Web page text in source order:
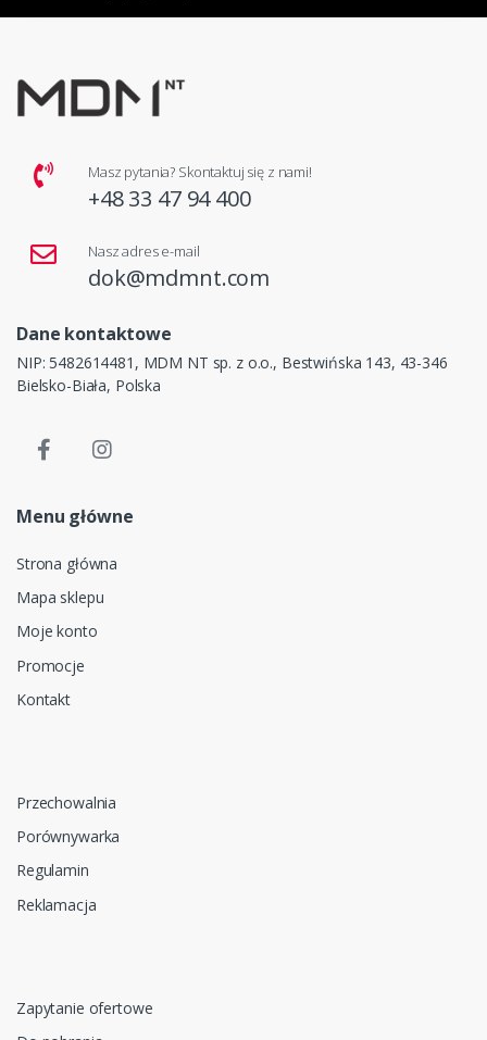
Masz pytania? Skontaktuj się z nami!
+48 33 47 94 400
Nasz adres e-mail
dok@mdmnt.com
Dane kontaktowe
NIP: 5482614481, MDM NT sp. z o.o., Bestwińska 143, 43-346
Bielsko-Biała, Polska
Menu główne
Strona główna
Mapa sklepu
Moje konto
Promocje
Kontakt
Przechowalnia
Porównywarka
Regulamin
Reklamacja
Zapytanie ofertowe